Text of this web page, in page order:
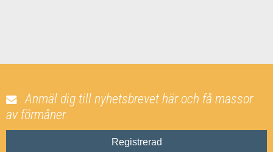
Anmäl dig till nyhetsbrevet här och få massor
av förmåner
Registrerad